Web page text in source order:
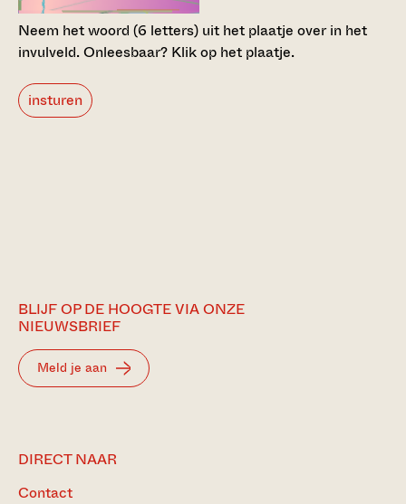
Neem het woord (6 letters) uit het plaatje over in het
invulveld.Onleesbaar? Klik op het plaatje.
insturen
BLIJF OP DE HOOGTE VIA ONZE
NIEUWSBRIEF
Meld je aan
DIRECT NAAR
Contact